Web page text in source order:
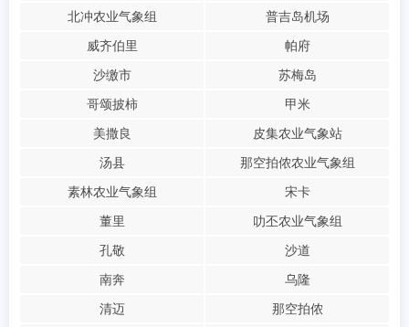
北冲农业气象组
普吉岛机场
威齐伯里
帕府
沙缴市
苏梅岛
哥颂披柿
甲米
美撒良
皮集农业气象站
汤县
那空拍侬农业气象组
素林农业气象组
宋卡
董里
叻丕农业气象组
孔敬
沙道
南奔
乌隆
清迈
那空拍侬